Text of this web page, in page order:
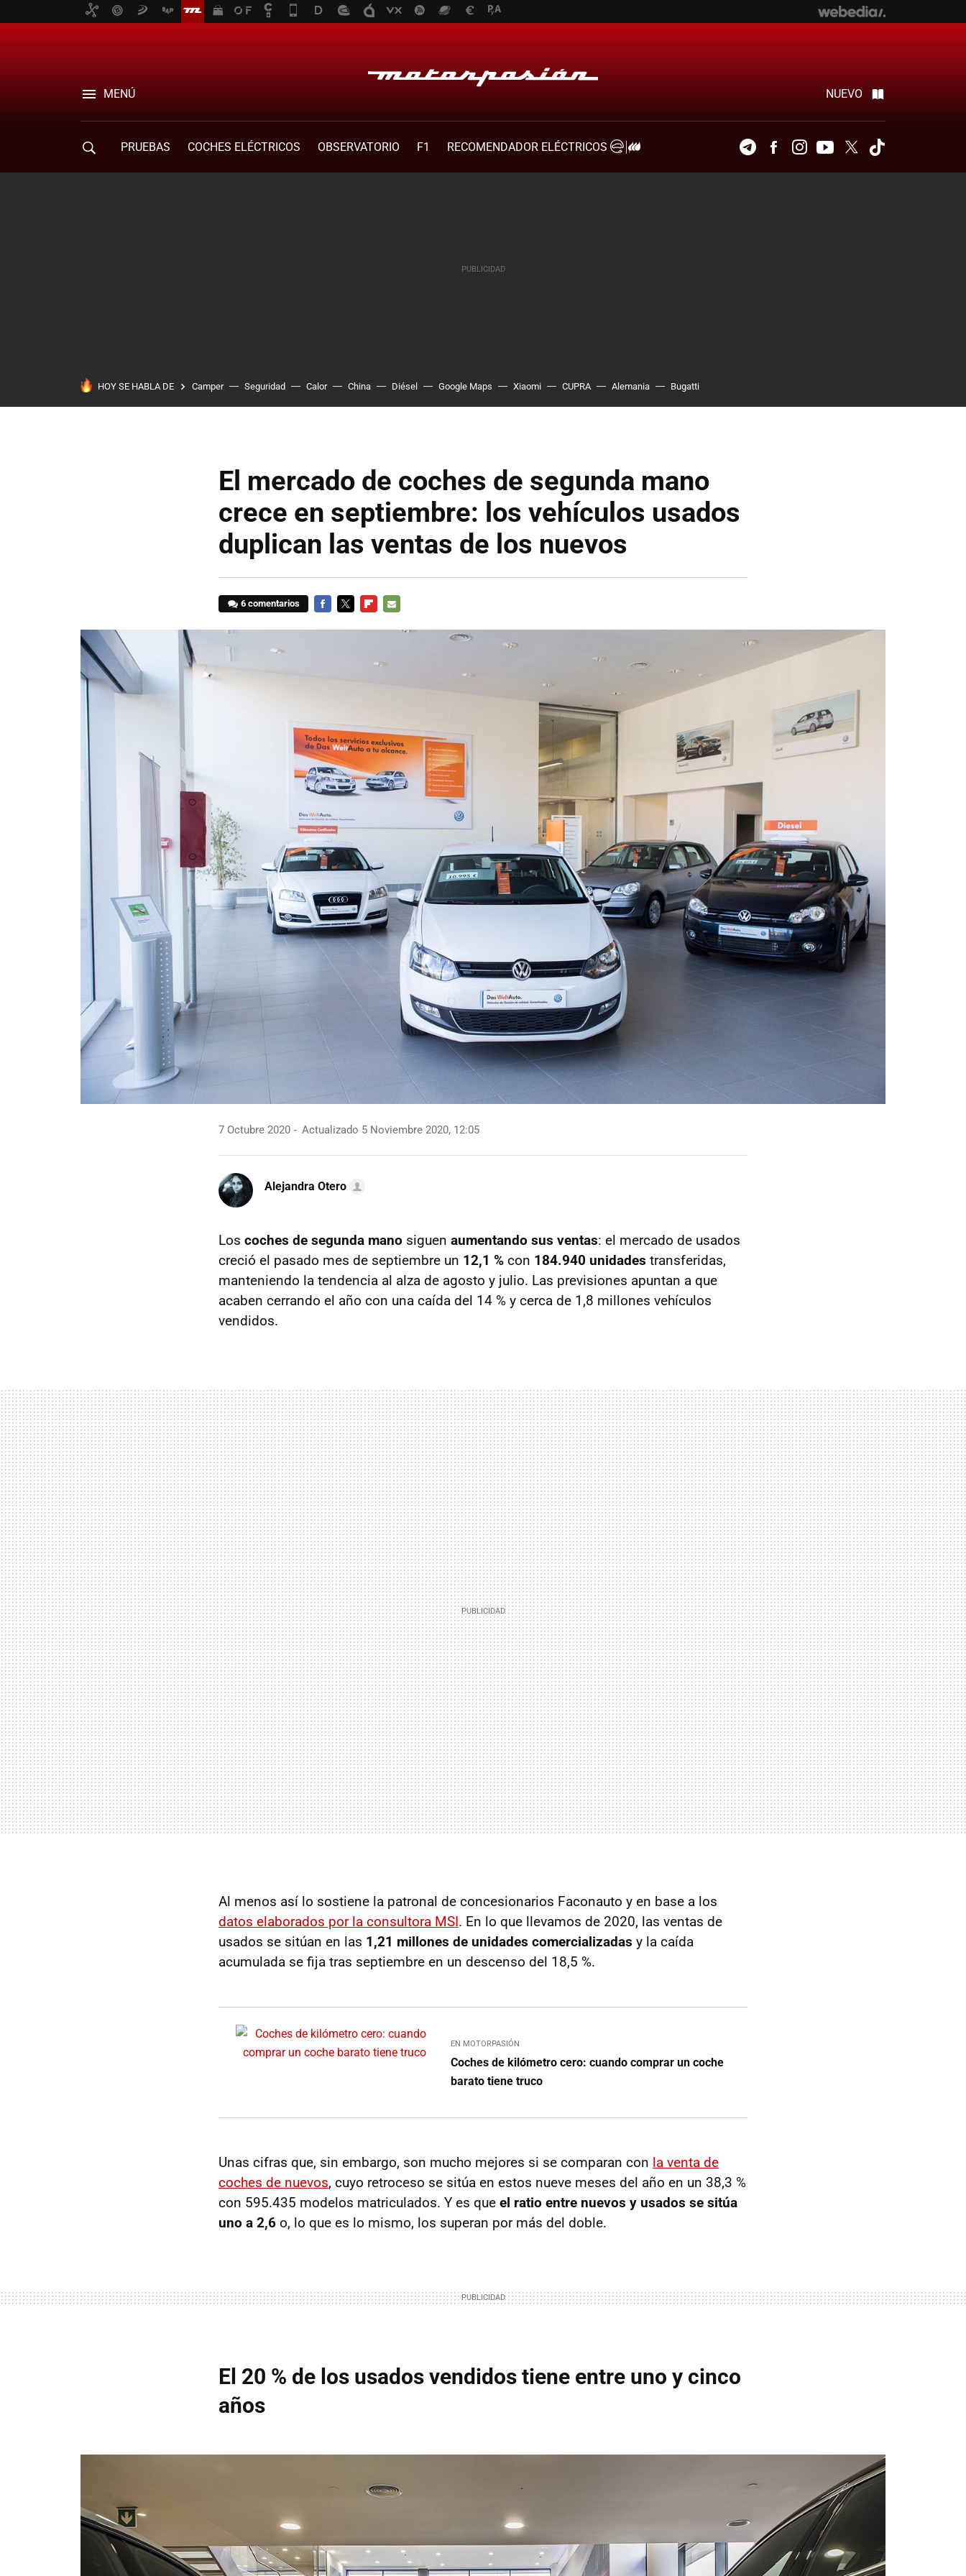
MENÚ NUEVO
PRUEBAS COCHES ELÉCTRICOS OBSERVATORIO F1
RECOMENDADOR ELÉCTRICOS
TelegramFacebookInstagramYoutubeTwitter
HOY SE HABLA DE Camper Seguridad Calor China Diésel Google Maps Xiaomi CUPRA Alemania Bugatti
El mercado de coches de segunda mano
crece en septiembre: los vehículos usados
duplican las ventas de los nuevos
6 comentarios
7 Octubre 2020 Actualizado 5 Noviembre 2020, 12:05
Alejandra Otero
Los coches de segunda mano siguen aumentando sus ventas: el mercado de usados
creció el pasado mes de septiembre un 12,1 % con 184.940 unidades transferidas,
manteniendo la tendencia al alza de agosto y julio. Las previsiones apuntan a que
acaben cerrando el año con una caída del 14 % y cerca de 1,8 millones vehículos
vendidos.
Al menos así lo sostiene la patronal de concesionarios Faconauto y en base a los
datos elaborados por la consultora MSI. En lo que llevamos de 2020, las ventas de
usados se sitúan en las 1,21 millones de unidades comercializadas y la caída
acumulada se fija tras septiembre en un descenso del 18,5 %.
EN MOTORPASIÓN
Coches de kilómetro cero: cuando comprar un coche
barato tiene truco
Unas cifras que, sin embargo, son mucho mejores si se comparan con la venta de
coches de nuevos, cuyo retroceso se sitúa en estos nueve meses del año en un 38,3 %
con 595.435 modelos matriculados. Y es que el ratio entre nuevos y usados se sitúa
uno a 2,6 o, lo que es lo mismo, los superan por más del doble.
El 20 % de los usados vendidos tiene entre uno y cinco
años